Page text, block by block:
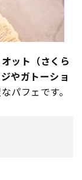
オット（さくら
やガトーショ
パフェです。